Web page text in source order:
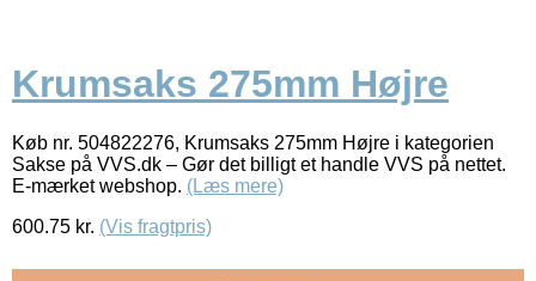
Krumsaks 275mm Højre
Køb nr. 504822276, Krumsaks 275mm Højre i kategorien
Sakse på VVS.dk – Gør det billigt et handle VVS på nettet.
E-mærket webshop. (Læs mere)
600.75 kr. (Vis fragtpris)